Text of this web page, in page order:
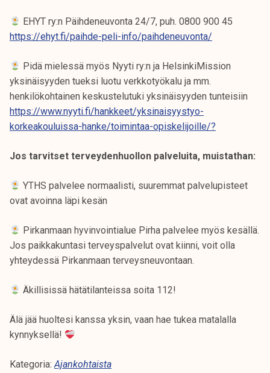
EHYT ry:n Päihdeneuvonta 24/7, puh. 0800 900 45
https://ehyt.fi/paihde-peli-info/paihdeneuvonta/
Pidä mielessä myös Nyyti ry:n ja HelsinkiMission
yksinäisyyden tueksi luotu verkkotyökalu ja mm.
henkilökohtainen keskustelutuki yksinäisyyden tunteisiin
https://www.nyyti.fi/hankkeet/yksinaisyystyo-
korkeakouluissa-hanke/toimintaa-opiskelijoille/?
Jos tarvitset terveydenhuollon palveluita, muistathan:
YTHS palvelee normaalisti, suuremmat palvelupisteet
ovat avoinna läpi kesän
Pirkanmaan hyvinvointialue Pirha palvelee myös kesällä.
Jos paikkakuntasi terveyspalvelut ovat kiinni, voit olla
yhteydessä Pirkanmaan terveysneuvontaan.
Äkillisissä hätätilanteissa soita 112!
Älä jää huoltesi kanssa yksin, vaan hae tukea matalalla
kynnyksellä!
Kategoria:Ajankohtaista